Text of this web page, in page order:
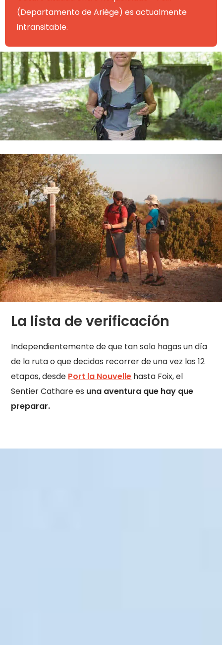
(Departamento de Ariège) es actualmente
intransitable.
La lista de verificación
Independientemente de que tan solo hagas un día
de la ruta o que decidas recorrer de una vez las 12
etapas, desde Port la Nouvelle hasta Foix, el
Sentier Cathare es una aventura que hay que
preparar.